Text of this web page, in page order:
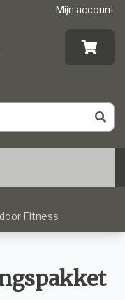
Mijn account
Fitness